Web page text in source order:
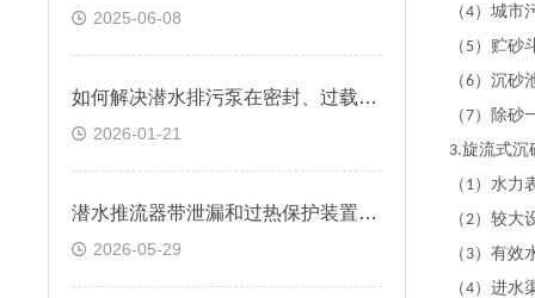
2025-06-08
如何解决潜水排污泵在密封、过载方面的问题
2026-01-21
潜水推流器带泄漏和过热保护装置作用是什么
2026-05-29
（4）城市
（ 5）贮砂
（6）沉砂
（7）除砂
3.旋流式
（ 1）水力
（2） 较大
（ 3）有效
（4）进水